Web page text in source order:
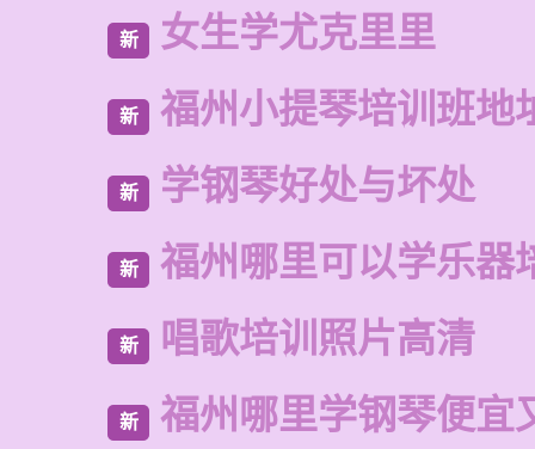
新 女生学尤克里里
新 福州小提琴培训班地
新 学钢琴好处与坏处
新 福州哪里可以学乐器
新 唱歌培训照片高清
新 福州哪里学钢琴便宜